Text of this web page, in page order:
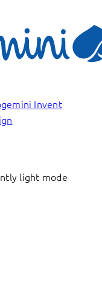
light mode